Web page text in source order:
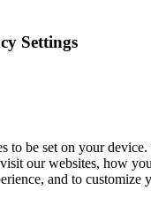
Settings
to be set on your
our websites, how
and to customize